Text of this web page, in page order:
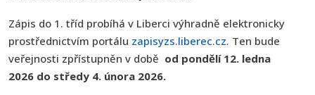
Zápis do 1. tříd probíhá v Liberci výhradně elektronicky
prostřednictvím portálu zapisyzs.liberec.cz. Ten bude
veřejnosti zpřístupněn v době od pondělí 12. ledna
2026 do středy 4. února 2026.